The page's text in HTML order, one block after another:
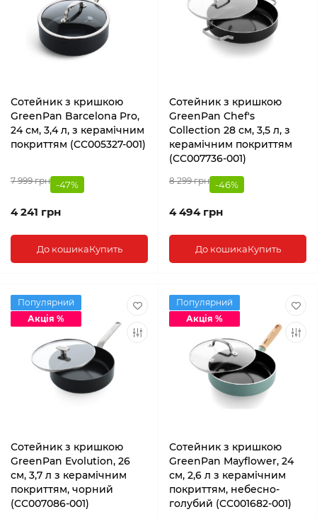
Сотейник з кришкою
GreenPan Barcelona Pro,
24 см, 3,4 л, з керамічним
покриттям (CC005327-001)
7 999 грн -47%
4 241 грн
До кошикаКупить
Сотейник з кришкою
GreenPan Chef's
Collection 28 см, 3,5 л, з
керамічним покриттям
(CC007736-001)
8 299 грн -46%
4 494 грн
До кошикаКупить
Популярний
Акція %
Сотейник з кришкою
GreenPan Evolution, 26
см, 3,7 л з керамічним
покриттям, чорний
(CC007086-001)
Популярний
Акція %
Сотейник з кришкою
GreenPan Mayflower, 24
см, 2,6 л з керамічним
покриттям, небесно-
голубий (CC001682-001)